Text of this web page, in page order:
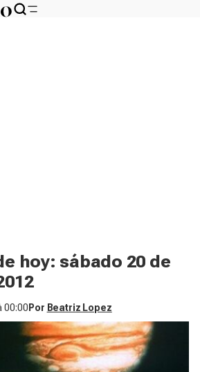
hoy: sábado 20 de
00:00 Por Beatriz Lopez